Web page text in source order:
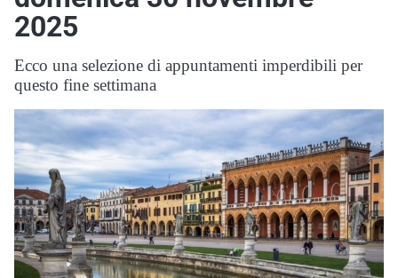
2025
Ecco una selezione di appuntamenti imperdibili per
questo fine settimana